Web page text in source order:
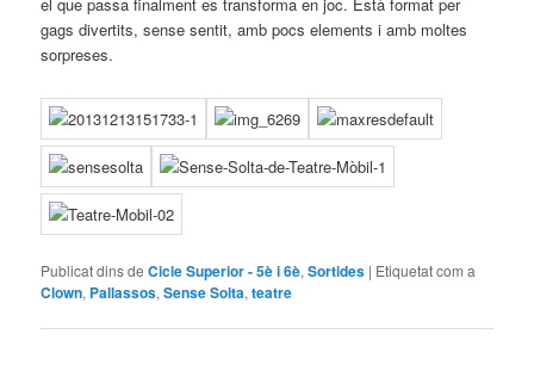
gags divertits, sense sentit, amb pocs elements i amb moltes
sorpreses.
Publicat dins de Cicle Superior - 5è i 6è,Sortides | Etiquetat com a
Clown, Pallassos,Sense Solta,teatre